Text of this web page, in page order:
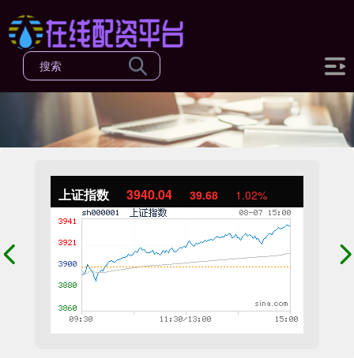
上证指数 3940.04 39.68 1.02%